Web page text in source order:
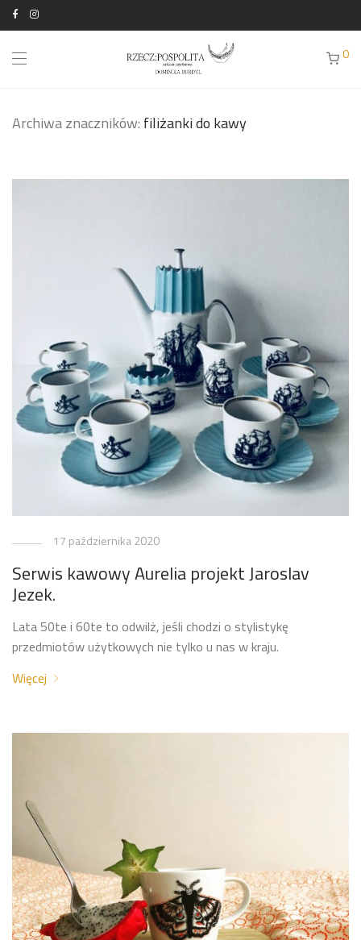
0
Archiwa znaczników: filiżanki do kawy
17 października 2020
Serwis kawowy Aurelia projekt Jaroslav
Jezek.
Lata 50te i 60te to odwilż, jeśli chodzi o stylistykę
przedmiotów użytkowych nie tylko u nas w kraju.
Więcej